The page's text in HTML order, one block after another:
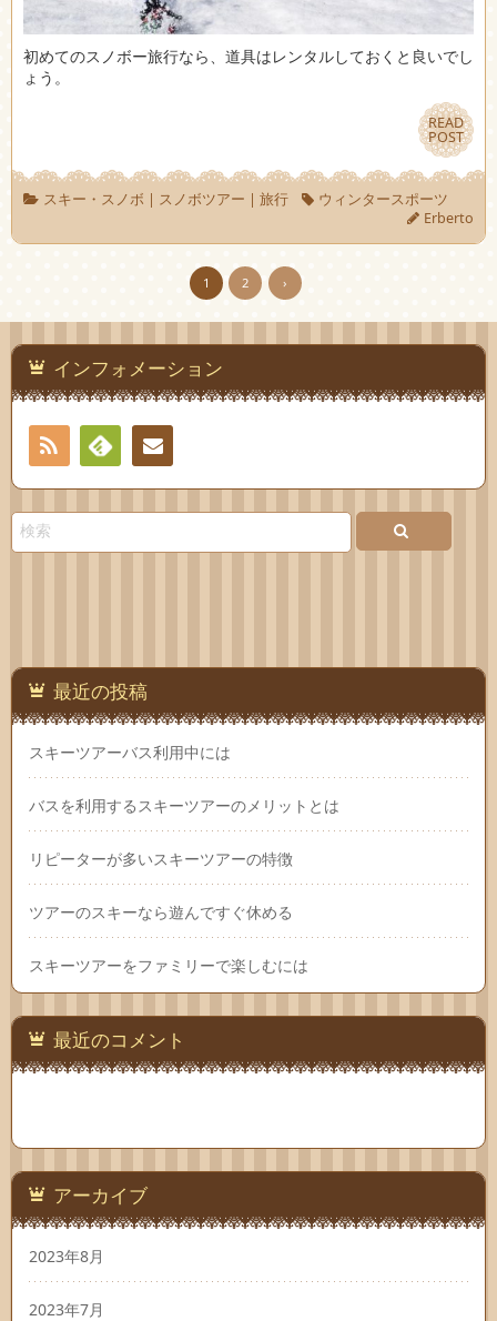
初めてのスノボー旅行なら、道具はレンタルしておくと良いでし
ょう。
READ
POST
READ
POST
スキー・スノボ | スノボツアー | 旅行
ウィンタースポーツ
Erberto
1 2 ›
インフォメーション
RSS
Feedlyお問
最近の投稿
スキーツアーバス利用中には
バスを利用するスキーツアーのメリットとは
リピーターが多いスキーツアーの特徴
ツアーのスキーなら遊んですぐ休める
スキーツアーをファミリーで楽しむには
最近のコメント
アーカイブ
2023年8月
2023年7月